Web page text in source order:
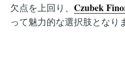
欠点を上回り、 Czubek
って魅力的な選択肢となり